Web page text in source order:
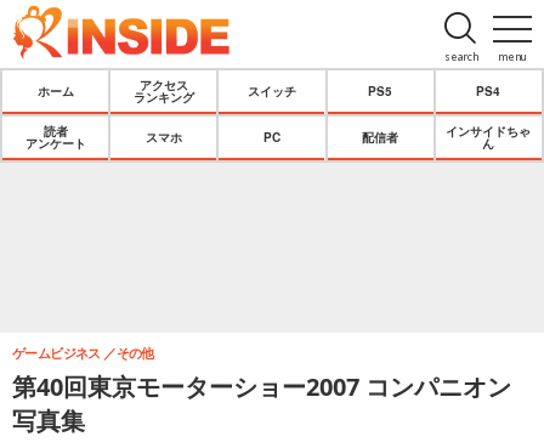
menu
search
ホーム
アクセス
ランキング
スイッチ PS5 PS4
読者
アンケート
スマホ PC 配信者
インサイドちゃ
ん
第40回東京モーターショー2007 コンパニオン
写真集
ゲームビジネス その他